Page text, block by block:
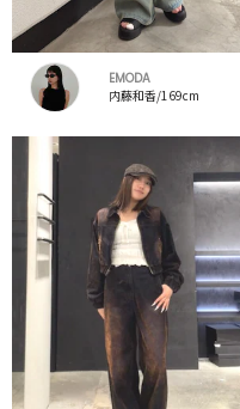
EMODA
内藤和香/169cm